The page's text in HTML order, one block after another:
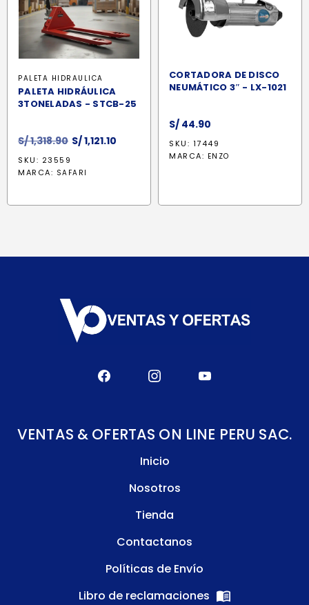
PALETA HIDRAULICA
PALETA HIDRÁULICA
3TONELADAS - STCB-25
S/1,318.90 El
original
S/1,121.10
SKU: 23559
MARCA: SAFARI
CORTADORA DE DISCO
NEUMÁTICO 3″ - LX-1021
S/ 44.90
SKU: 17449
MARCA: ENZO
VENTAS & OFERTAS ON LINE PERU SAC.
Inicio
Nosotros
Tienda
Contactanos
Políticas de Envío
Libro de reclamaciones